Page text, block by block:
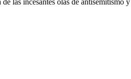
las incesantes olas de